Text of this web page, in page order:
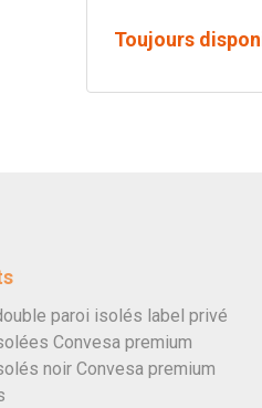
Toujours
paroi isolés label privé
Convesa premium
noir Convesa premium